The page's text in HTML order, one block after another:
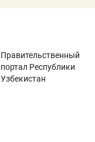
Правительственный
портал Республики
Узбекистан